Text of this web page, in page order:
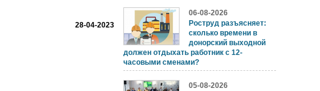
28-04-2023
06-08-2026
Роструд разъясняет:
сколько времени в
донорский выходной
должен отдыхать работник с 12-
часовыми сменами?
05-08-2026